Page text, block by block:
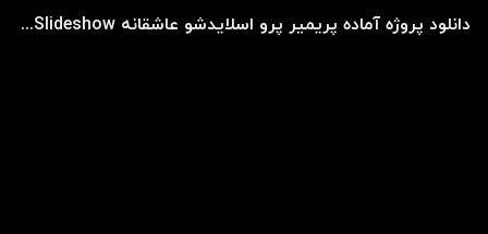
دانلود پروژه آماده پریمیر پرو اسلایدشو عاشقانه Lovely Slideshow